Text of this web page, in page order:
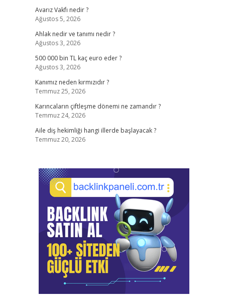
Avarız Vakfı nedir ?
Ağustos 5, 2026
Ahlak nedir ve tanımı nedir ?
Ağustos 3, 2026
500 000 bin TL kaç euro eder ?
Ağustos 3, 2026
Kanımız neden kırmızıdır ?
Temmuz 25, 2026
Karıncaların çiftleşme dönemi ne zamandır ?
Temmuz 24, 2026
Aile diş hekimliği hangi illerde başlayacak ?
Temmuz 20, 2026